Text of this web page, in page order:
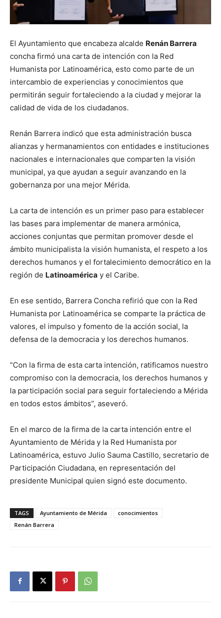
El Ayuntamiento que encabeza alcalde Renán Barrera
concha firmó una carta de intención con la Red
Humanista por Latinoamérica, esto como parte de un
intercambio de experiencias y conocimientos que
permitirán seguir fortaleciendo a la ciudad y mejorar la
calidad de vida de los ciudadanos.
Renán Barrera indicó que esta administración busca
alianzas y hermanamientos con entidades e instituciones
nacionales e internacionales que comparten la visión
municipal, ya que ayudan a seguir avanzando en la
gobernanza por una mejor Mérida.
La carta de intención es un primer paso para establecer
las bases para implementar de manera armónica,
acciones conjuntas que permitan promover desde el
ámbito municipalista la visión humanista, el respeto a los
derechos humanos y el fortalecimiento democrático en la
región de Latinoamérica y el Caribe.
En ese sentido, Barrera Concha refirió que con la Red
Humanista por Latinoamérica se comparte la práctica de
valores, el impulso y fomento de la acción social, la
defensa de la democracia y los derechos humanos.
“Con la firma de esta carta intención, ratificamos nuestro
compromiso con la democracia, los derechos humanos y
la participación social para seguir fortaleciendo a Mérida
en todos estos ámbitos”, aseveró.
En el marco de la firma de la carta intención entre el
Ayuntamiento de Mérida y la Red Humanista por
Latinoamérica, estuvo Julio Sauma Castillo, secretario de
Participación Ciudadana, en representación del
presidente Municipal quien signó este documento.
TAGS Ayuntamiento de Mérida
conocimientos
Renán Barrera